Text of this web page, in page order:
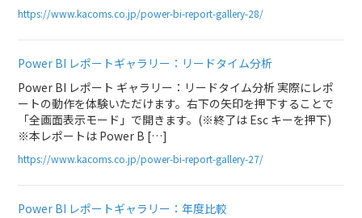
https://www.kacoms.co.jp/power-bi-report-gallery-28/
Power BI レポートギャラリー：リードタイム分析
Power BI レポート ギャラリー：リードタイム分析 実際にレポ
ートの動作を体験いただけます。右下の矢印を押下することで
「全画面表示モード」で開きます。(※終了は Esc キーを押下)
※本レポートは Power B […]
https://www.kacoms.co.jp/power-bi-report-gallery-27/
Power BI レポートギャラリー：年度比較